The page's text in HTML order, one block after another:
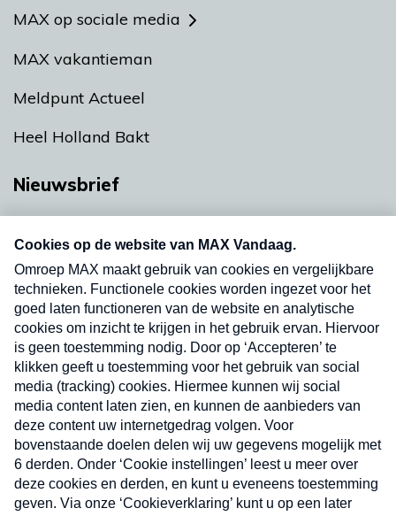
MAX op sociale media
MAX vakantieman
Meldpunt Actueel
Heel Holland Bakt
Nieuwsbrief
nieuwsbrief. Elke vrijdag- en dinsdagochtend in
uw mailbox.
Verzend
Nieuwsbrief